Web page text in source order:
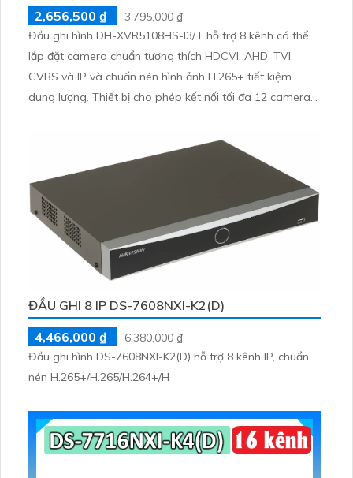
2,656,500 ₫
3,795,000 ₫
Đầu ghi hình DH-XVR5108HS-I3/T hỗ trợ 8 kênh có thể
lắp đặt camera chuẩn tương thích HDCVI, AHD, TVI,
CVBS và IP và chuẩn nén hình ảnh H.265+ tiết kiệm
dung lượng. Thiết bị cho phép kết nối tối đa 12 camera
dạng khuôn mặt, phát hiện người và phương tiện, SMD
ĐẦU GHI 8 IP DS-7608NXI-K2(D)
4,466,000 ₫
6,380,000 ₫
Đầu ghi hình DS-7608NXI-K2(D) hỗ trợ 8 kênh IP, chuẩn
nén H.265+/H.265/H.264+/H